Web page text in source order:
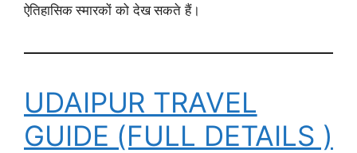
ऐतिहासिक स्मारकों को देख सकते हैं।
UDAIPUR TRAVEL
GUIDE (FULL DETAILS )